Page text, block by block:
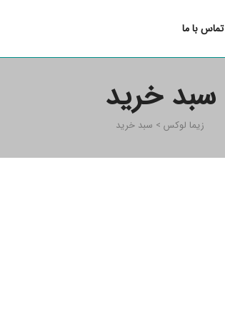
تماس با ما
زیما لوکس > سبد خرید
سبد خرید